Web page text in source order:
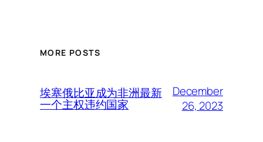
MORE POSTS
埃塞俄比亚成为非洲最新
一个主权违约国家
December
26, 2023